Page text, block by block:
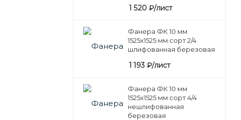
1 520 ₽/лист
Фанера ФК 10 мм
1525х1525 мм сорт 2/4
шлифованная березовая
1 193 ₽/лист
Фанера ФК 10 мм
1525х1525 мм сорт 4/4
нешлифованная
березовая